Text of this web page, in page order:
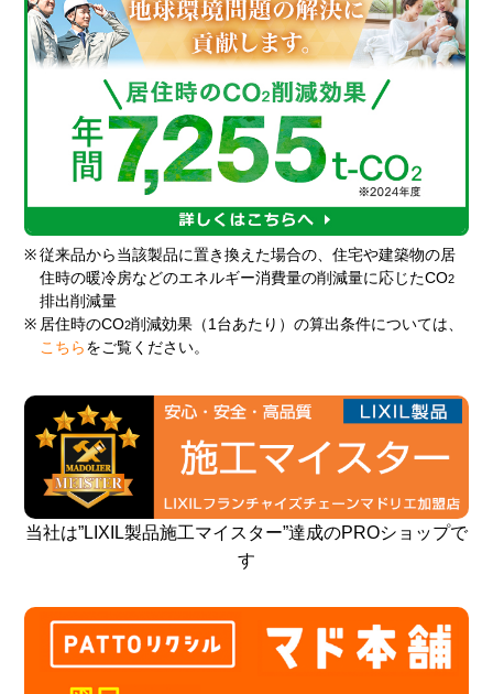
※ 従来品から当該製品に置き換えた場合の、住宅や建築物の居
住時の暖冷房などのエネルギー消費量の削減量に応じたCO2
排出削減量
※ 居住時のCO2削減効果（1台あたり）の算出条件については、
こちら をご覧ください。
当社は”LIXIL製品施工マイスター”達成のPROショップで
す